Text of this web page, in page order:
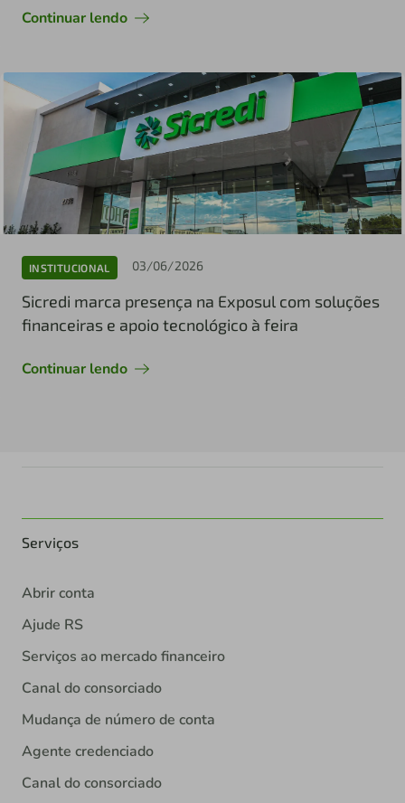
Continuar lendo
INSTITUCIONAL 03/06/2026
Sicredi marca presença na Exposul com soluções
financeiras e apoio tecnológico à feira
Continuar lendo
Serviços
Abrir conta
Ajude RS
Serviços ao mercado financeiro
Canal do consorciado
Mudança de número de conta
Agente credenciado
Canal do consorciado